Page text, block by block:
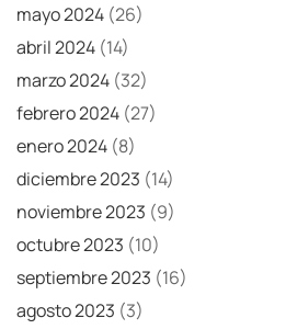
mayo 2024 (26)
abril 2024 (14)
marzo 2024 (32)
febrero 2024 (27)
enero 2024 (8)
diciembre 2023 (14)
noviembre 2023 (9)
octubre 2023 (10)
septiembre 2023 (16)
agosto 2023 (3)